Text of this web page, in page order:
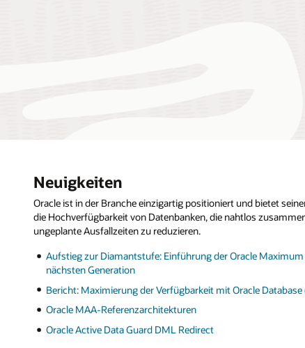
Neuigkeiten
Oracle ist in der Branche einzigartig positioniert und bietet
die Hochverfügbarkeit von Datenbanken, die nahtlos
ungeplante Ausfallzeiten zu reduzieren.
Aufstieg zur Diamantstufe: Einführung der Oracle
nächsten Generation
Bericht: Maximierung der Verfügbarkeit mit Oracle Database
Oracle MAA-Referenzarchitekturen
Oracle Active Data Guard DML Redirect